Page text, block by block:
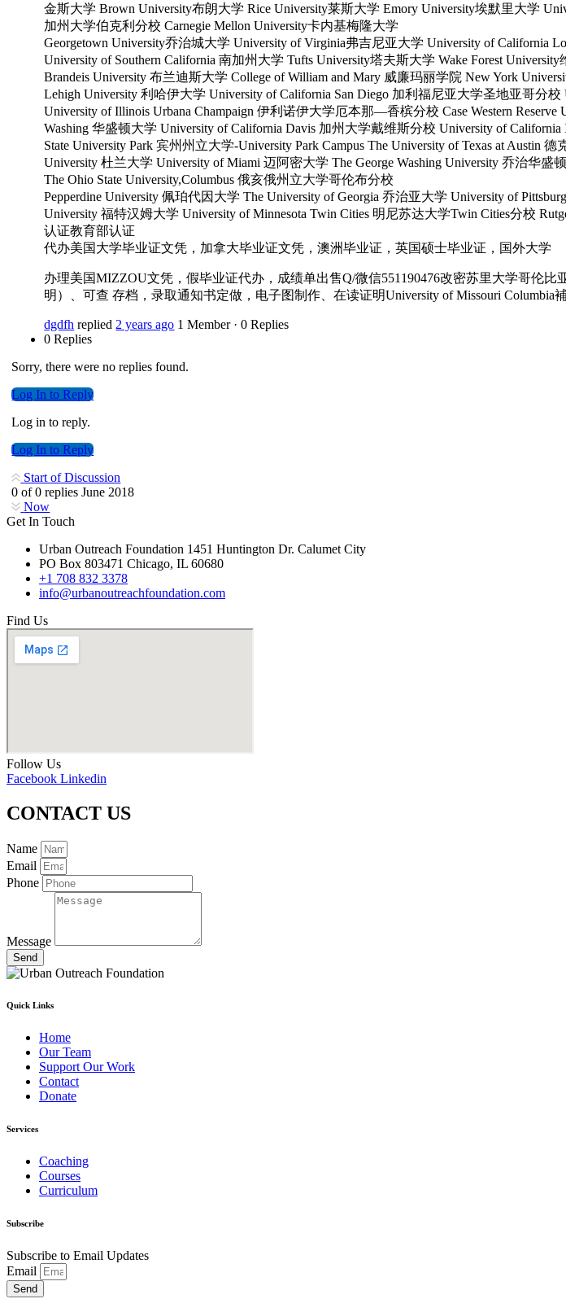
金斯大学 Brown University布朗大学 Rice University莱斯大学 Emory University埃默里大学
加州大学伯克利分校 Carnegie Mellon University卡内基梅隆大学
Georgetown University乔治城大学 University of Virginia弗吉尼亚大学 University of California
University of Southern California 南加州大学 Tufts University塔夫斯大学 Wake Forest
Brandeis University 布兰迪斯大学 College of William and Mary 威廉玛丽学院 New York
Lehigh University 利哈伊大学 University of California San Diego 加利福尼亚大学圣地亚哥分
University of Illinois Urbana Champaign 伊利诺伊大学厄本那—香槟分校 Case Western
Washing 华盛顿大学 University of California Davis 加州大学戴维斯分校 University of
State University Park 宾州州立大学-University Park Campus The University of Texas at
University 杜兰大学 University of Miami 迈阿密大学 The George Washing University 乔治华
The Ohio State University,Columbus 俄亥俄州立大学哥伦布分校
Pepperdine University 佩珀代因大学 The University of Georgia 乔治亚大学 University of
University 福特汉姆大学 University of Minnesota Twin Cities 明尼苏达大学Twin Cities分校
认证教育部认证
代办美国大学毕业证文凭，加拿大毕业证文凭，澳洲毕业证，英国硕士毕业证，国外大学
办理美国MIZZOU文凭，假毕业证代办，成绩单出售Q/微信551190476改密苏里大学哥伦
明）、可查 存档，录取通知书定做，电子图制作、在读证明University of Missouri Columbia
dgdfh replied 2 years ago 1 Member · 0 Replies
0 Replies
Sorry, there were no replies found.
Log In to Reply
Log in to reply.
Log In to Reply
Start of Discussion
0 of0 repliesJune 2018
Now
Get In Touch
Urban Outreach Foundation 1451 Huntington Dr. Calumet City
PO Box 803471 Chicago, IL 60680
+1 708 832 3378
info@urbanoutreachfoundation.com
Find Us
Follow Us
Facebook Linkedin
CONTACT US
Name
Email
Phone
Message
Send
Quick Links
Home
Our Team
Support Our Work
Contact
Donate
Services
Coaching
Courses
Curriculum
Subscribe
Subscribe to Email Updates
Email
Send